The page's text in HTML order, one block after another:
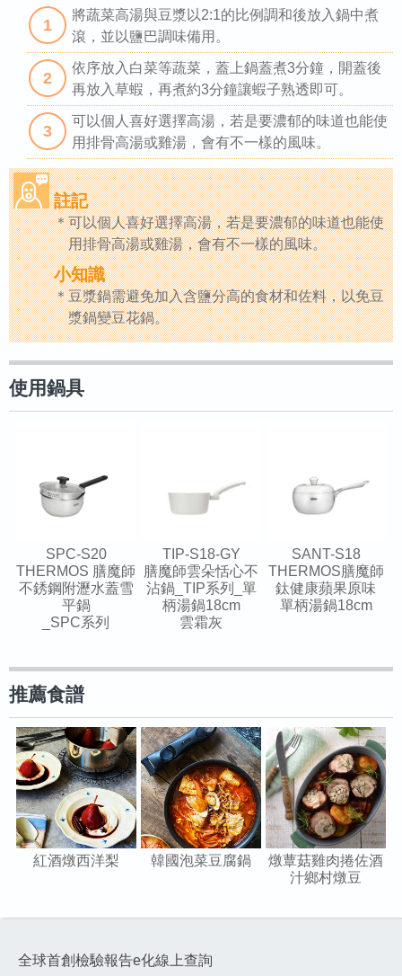
1
將蔬菜高湯與豆漿以2:1的比例調和後放入鍋中煮
滾，並以鹽巴調味備用。
2
依序放入白菜等蔬菜，蓋上鍋蓋煮3分鐘，開蓋後
再放入草蝦，再煮約3分鐘讓蝦子熟透即可。
3
可以個人喜好選擇高湯，若是要濃郁的味道也能使
用排骨高湯或雞湯，會有不一樣的風味。
註記
可以個人喜好選擇高湯，若是要濃郁的味道也能使
用排骨高湯或雞湯，會有不一樣的風味。
小知識
豆漿鍋需避免加入含鹽分高的食材和佐料，以免豆
漿鍋變豆花鍋。
使用鍋具
SPC-S20
THERMOS 膳魔師
不銹鋼附瀝水蓋雪
平鍋
_SPC系列
TIP-S18-GY
膳魔師雲朵恬心不
沾鍋_TIP系列_單
柄湯鍋18cm
雲霜灰
SANT-S18
THERMOS膳魔師
鈦健康蘋果原味
單柄湯鍋18cm
推薦食譜
紅酒燉西洋梨 韓國泡菜豆腐鍋
燉蕈菇雞肉捲佐酒
汁鄉村燉豆
全球首創檢驗報告e化線上查詢